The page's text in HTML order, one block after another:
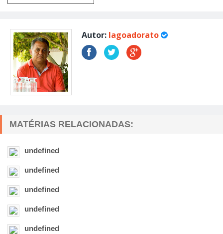
Autor: lagoadorato
MATÉRIAS RELACIONADAS:
undefined
undefined
undefined
undefined
undefined